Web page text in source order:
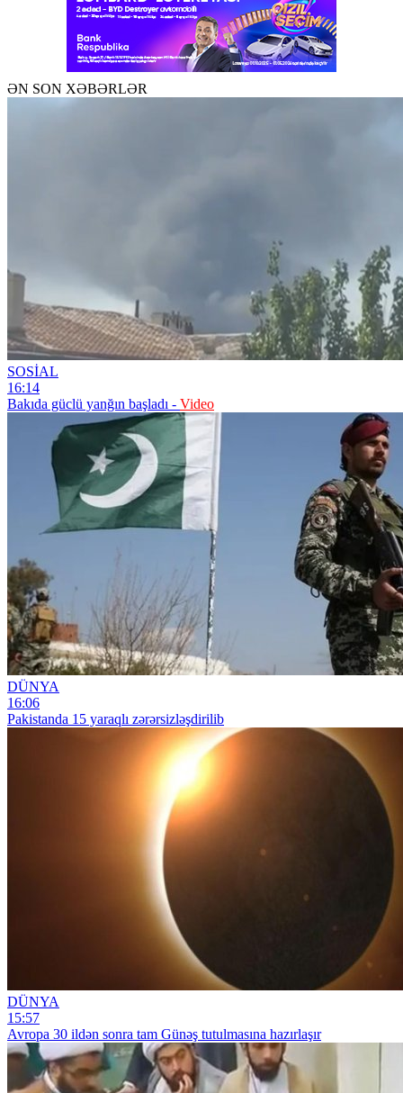
ƏN SON XƏBƏRLƏR
SOSİAL
16:14
Bakıda güclü yanğın başladı - Video
DÜNYA
16:06
Pakistanda 15 yaraqlı zərərsizləşdirilib
DÜNYA
15:57
Avropa 30 ildən sonra tam Günəş tutulmasına hazırlaşır